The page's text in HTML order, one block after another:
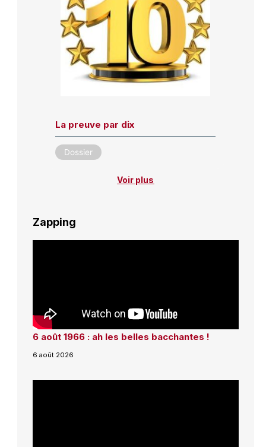
La preuve par dix
Dossier
Voir plus
Zapping
6 août 1966 : ah les belles bacchantes !
6 août 2026